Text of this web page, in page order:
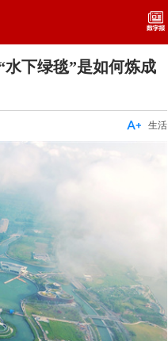
下绿毯”是如何炼成
生活
